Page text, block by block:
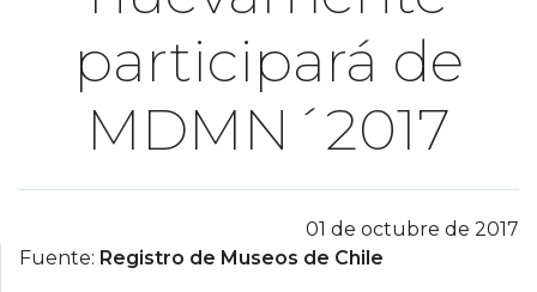
participará de
MDMN´2017
01 de octubre de 2017
Fuente: Registro de Museos de Chile